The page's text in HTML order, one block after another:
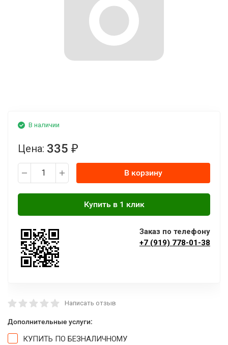
В наличии
Цена: 335 ₽
В корзину
Заказ по телефону
+7 (919) 778-01-38
Написать отзыв
Дополнительные услуги:
КУПИТЬ ПО БЕЗНАЛИЧНОМУ